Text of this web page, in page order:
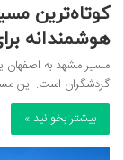
کوتاه‌ترین
هوشمندانه
مسیر مشهد به اصفهان
گردشگران است. این
بیشتر بخوانید »